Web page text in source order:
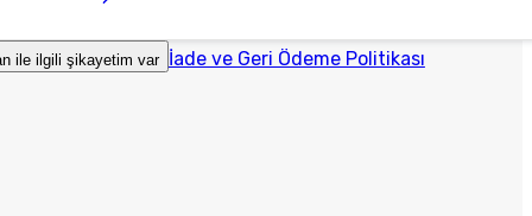
ile ilgili şikayetim var İade ve Geri Ödeme Politikası